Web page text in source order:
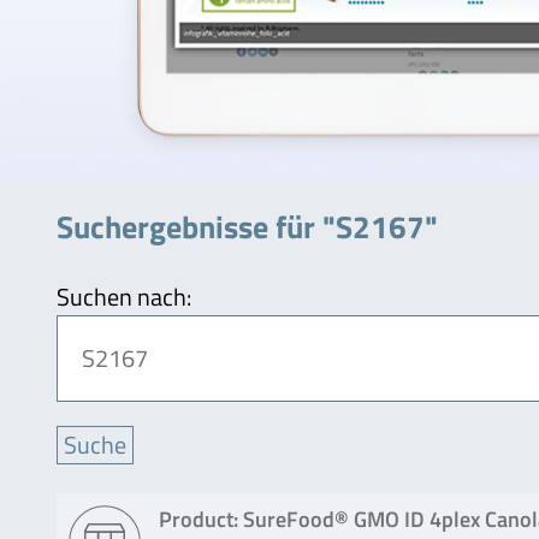
Suchergebnisse für "S2167"
Suchen nach:
Product: SureFood® GMO ID 4plex